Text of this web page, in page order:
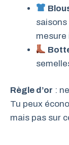
saisons
mesure
Règle d’or :
Tu peux
mais pas sur